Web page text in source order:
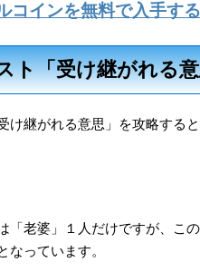
コインを無料で入手す
ト「受け継がれる
け継がれる意思」を攻略する
「老婆」１人だけですが、こ
なっています。